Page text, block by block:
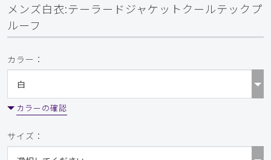
メンズ白衣:テーラードジャケットクールテックプ
ルーフ
カラー：
カラーの確認
サイズ：